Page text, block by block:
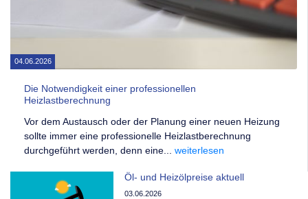
Die Notwendigkeit einer professionellen
Heizlastberechnung
Vor dem Austausch oder der Planung einer neuen Heizung
sollte immer eine professionelle Heizlastberechnung
durchgeführt werden, denn eine... weiterlesen
Öl- und Heizölpreise aktuell
03.06.2026